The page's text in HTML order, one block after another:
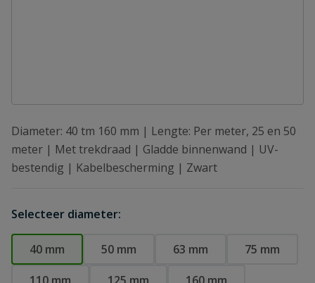
Diameter: 40 tm 160 mm | Lengte: Per meter, 25 en 50
meter | Met trekdraad | Gladde binnenwand | UV-
bestendig | Kabelbescherming | Zwart
Selecteer diameter:
40 mm 50 mm 63 mm
75 mm